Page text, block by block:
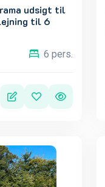
udsigt til
til 6
6 pers.